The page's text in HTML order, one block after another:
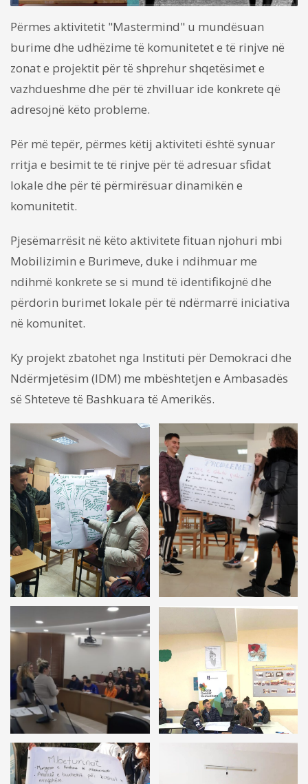
Përmes aktivitetit "Mastermind" u mundësuan
burime dhe udhëzime të komunitetet e të rinjve në
zonat e projektit për të shprehur shqetësimet e
vazhdueshme dhe për të zhvilluar ide konkrete që
adresojnë këto probleme.
Për më tepër, përmes këtij aktiviteti është synuar
rritja e besimit te të rinjve për të adresuar sfidat
lokale dhe për të përmirësuar dinamikën e
komunitetit.
Pjesëmarrësit në këto aktivitete fituan njohuri mbi
Mobilizimin e Burimeve, duke i ndihmuar me
ndihmë konkrete se si mund të identifikojnë dhe
përdorin burimet lokale për të ndërmarrë iniciativa
në komunitet.
Ky projekt zbatohet nga Instituti për Demokraci dhe
Ndërmjetësim (IDM) me mbështetjen e Ambasadës
së Shteteve të Bashkuara të Amerikës.